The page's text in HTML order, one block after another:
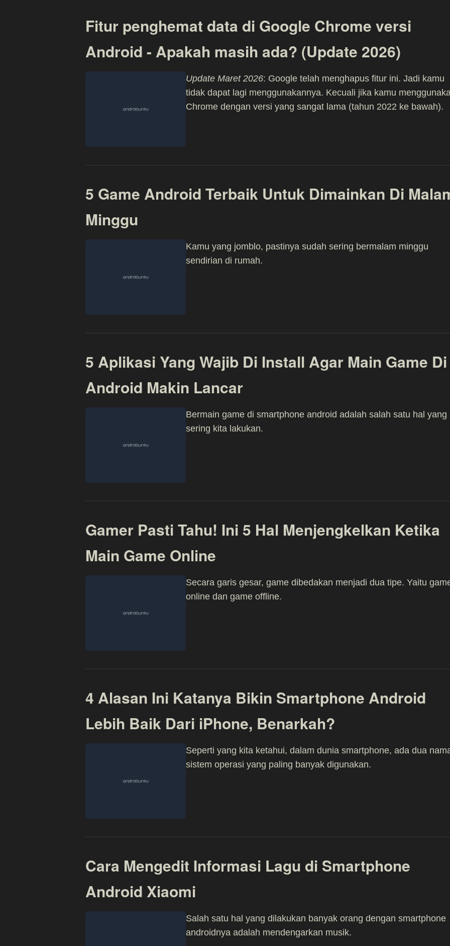
Fitur penghemat data di Google Chrome versi
Android - Apakah masih ada? (Update 2026)
Update Maret 2026: Google telah menghapus fitur ini. Jadi kamu
tidak dapat lagi menggunakannya. Kecuali jika kamu
Chrome dengan versi yang sangat lama (tahun 2022 ke bawah).
5 Game Android Terbaik Untuk Dimainkan Di
Minggu
Kamu yang jomblo, pastinya sudah sering bermalam minggu
sendirian di rumah.
5 Aplikasi Yang Wajib Di Install Agar Main Game Di
Android Makin Lancar
Bermain game di smartphone android adalah salah satu hal yang
sering kita lakukan.
Gamer Pasti Tahu! Ini 5 Hal Menjengkelkan Ketika
Main Game Online
Secara garis gesar, game dibedakan menjadi dua tipe. Yaitu
online dan game offline.
4 Alasan Ini Katanya Bikin Smartphone Android
Lebih Baik Dari iPhone, Benarkah?
Seperti yang kita ketahui, dalam dunia smartphone, ada dua
sistem operasi yang paling banyak digunakan.
Cara Mengedit Informasi Lagu di Smartphone
Android Xiaomi
Salah satu hal yang dilakukan banyak orang dengan smartphone
androidnya adalah mendengarkan musik.